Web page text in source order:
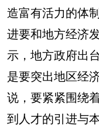
造富有活力的体
进要和地方经济
示，地方政府出
是要突出地区经
说，要紧紧围绕
到人才的引进与